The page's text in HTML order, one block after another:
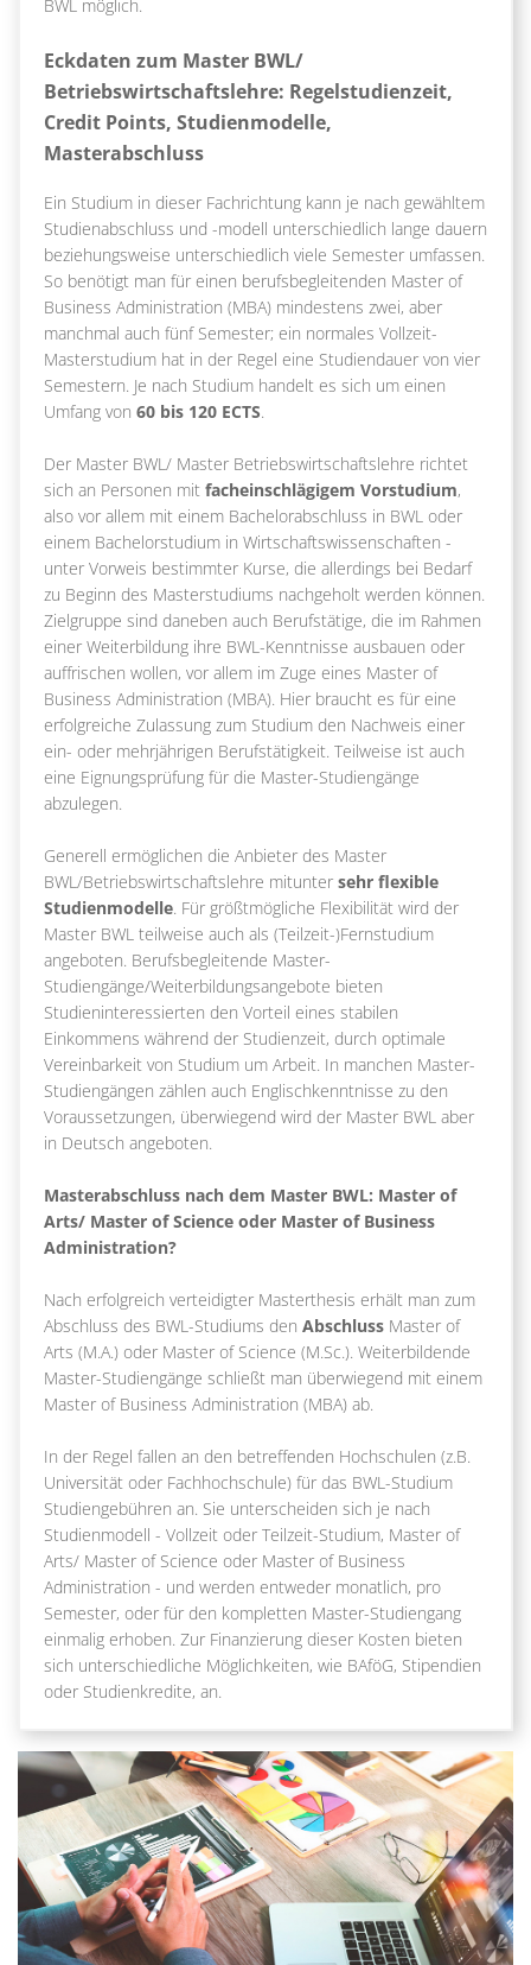
BWL möglich.
Eckdaten zum Master BWL/
Betriebswirtschaftslehre: Regelstudienzeit,
Credit Points, Studienmodelle,
Masterabschluss
Ein Studium in dieser Fachrichtung kann je nach gewähltem
Studienabschluss und -modell unterschiedlich lange dauern
beziehungsweise unterschiedlich viele Semester umfassen.
So benötigt man für einen berufsbegleitenden Master of
Business Administration (MBA) mindestens zwei, aber
manchmal auch fünf Semester; ein normales Vollzeit-
Masterstudium hat in der Regel eine Studiendauer von vier
Semestern. Je nach Studium handelt es sich um einen
Umfang von 60 bis 120 ECTS.
Der Master BWL/ Master Betriebswirtschaftslehre richtet
sich an Personen mit facheinschlägigem Vorstudium,
also vor allem mit einem Bachelorabschluss in BWL oder
einem Bachelorstudium in Wirtschaftswissenschaften -
unter Vorweis bestimmter Kurse, die allerdings bei Bedarf
zu Beginn des Masterstudiums nachgeholt werden können.
Zielgruppe sind daneben auch Berufstätige, die im Rahmen
einer Weiterbildung ihre BWL-Kenntnisse ausbauen oder
auffrischen wollen, vor allem im Zuge eines Master of
Business Administration (MBA). Hier braucht es für eine
erfolgreiche Zulassung zum Studium den Nachweis einer
ein- oder mehrjährigen Berufstätigkeit. Teilweise ist auch
eine Eignungsprüfung für die Master-Studiengänge
abzulegen.
Generell ermöglichen die Anbieter des Master
BWL/Betriebswirtschaftslehre mitunter sehr flexible
Studienmodelle. Für größtmögliche Flexibilität wird der
Master BWL teilweise auch als (Teilzeit-)Fernstudium
angeboten. Berufsbegleitende Master-
Studiengänge/Weiterbildungsangebote bieten
Studieninteressierten den Vorteil eines stabilen
Einkommens während der Studienzeit, durch optimale
Vereinbarkeit von Studium um Arbeit. In manchen Master-
Studiengängen zählen auch Englischkenntnisse zu den
Voraussetzungen, überwiegend wird der Master BWL aber
in Deutsch angeboten.
Masterabschluss nach dem Master BWL: Master of
Arts/ Master of Science oder Master of Business
Administration?
Nach erfolgreich verteidigter Masterthesis erhält man zum
Abschluss des BWL-Studiums den Abschluss Master of
Arts (M.A.) oder Master of Science (M.Sc.). Weiterbildende
Master-Studiengänge schließt man überwiegend mit einem
Master of Business Administration (MBA) ab.
In der Regel fallen an den betreffenden Hochschulen (z.B.
Universität oder Fachhochschule) für das BWL-Studium
Studiengebühren an. Sie unterscheiden sich je nach
Studienmodell - Vollzeit oder Teilzeit-Studium, Master of
Arts/ Master of Science oder Master of Business
Administration - und werden entweder monatlich, pro
Semester, oder für den kompletten Master-Studiengang
einmalig erhoben. Zur Finanzierung dieser Kosten bieten
sich unterschiedliche Möglichkeiten, wie BAföG, Stipendien
oder Studienkredite, an.